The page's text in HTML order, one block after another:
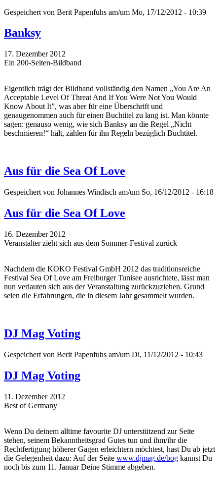
Gespeichert von Berit Papenfuhs am/um Mo, 17/12/2012 - 10:39
Banksy
17. Dezember 2012
Ein 200-Seiten-Bildband
Eigentlich trägt der Bildband vollständig den Namen „You Are An
Acceptable Level Of Threat And If You Were Not You Would
Know About It”, was aber für eine Überschrift und
genaugenommen auch für einen Buchtitel zu lang ist. Man könnte
sagen: genauso wenig, wie sich Banksy an die Regel „Nicht
beschmieren!“ hält, zählen für ihn Regeln bezüglich Buchtitel.
Aus für die Sea Of Love
Gespeichert von Johannes Windisch am/um So, 16/12/2012 - 16:18
Aus für die Sea Of Love
16. Dezember 2012
Veranstalter zieht sich aus dem Sommer-Festival zurück
Nachdem die KOKO Festival GmbH 2012 das traditionsreiche
Festival Sea Of Love am Freiburger Tunisee ausrichtete, lässt man
nun verlauten sich aus der Veranstaltung zurückzuziehen. Grund
seien die Erfahrungen, die in diesem Jahr gesammelt wurden.
DJ Mag Voting
Gespeichert von Berit Papenfuhs am/um Di, 11/12/2012 - 10:43
DJ Mag Voting
11. Dezember 2012
Best of Germany
Wenn Du deinem alltime favourite DJ unterstützend zur Seite
stehen, seinem Bekanntheitsgrad Gutes tun und ihm/ihr die
Rechtfertigung höherer Gagen erleichtern möchtest, hast Du ab jetzt
die Gelegenheit dazu: Auf der Seite www.djmag.de/bog kannst Du
noch bis zum 11. Januar Deine Stimme abgeben.